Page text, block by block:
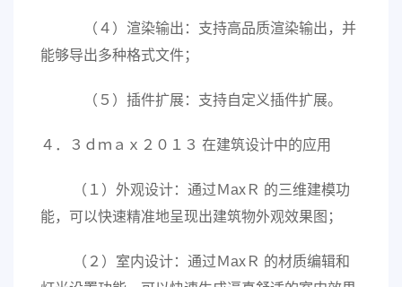
（４）渲染输出：支持高品质渲染输出，并
能够导出多种格式文件；
（５）插件扩展：支持自定义插件扩展。
４．３ｄｍａｘ２０１３ 在建筑设计中的应用
（１）外观设计：通过ＭaxＲ 的三维建模功
能，可以快速精准地呈现出建筑物外观效果图；
（２）室内设计：通过ＭaxＲ 的材质编辑和